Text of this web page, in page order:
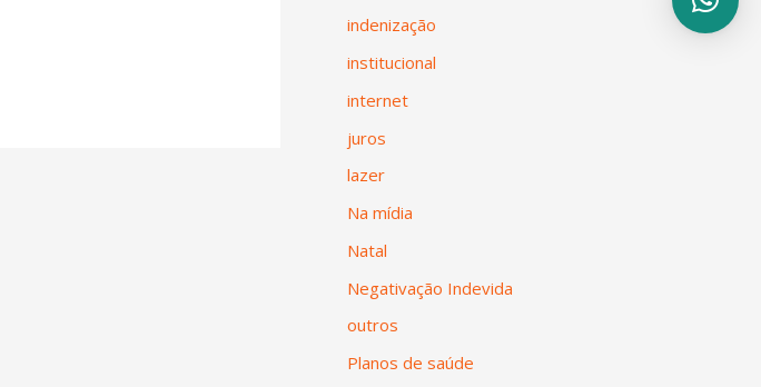
indenização
institucional
internet
juros
lazer
Na mídia
Natal
Negativação Indevida
outros
Planos de saúde